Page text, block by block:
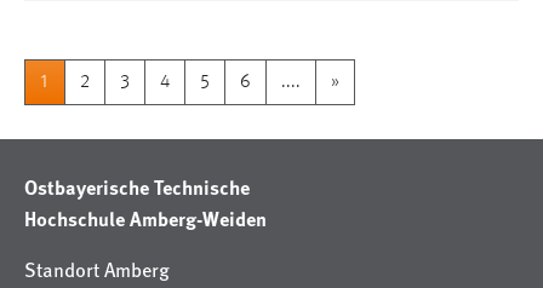
1 2 3 4 5 6 .... »
Ostbayerische Technische
Hochschule Amberg-Weiden
Standort Amberg